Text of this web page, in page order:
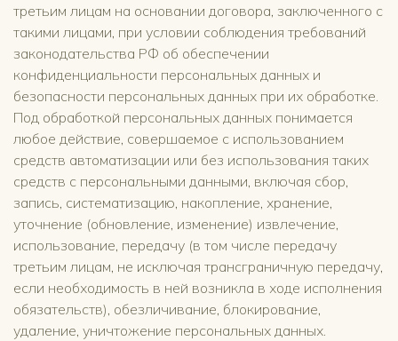
третьим лицам на основании договора, заключенного с
такими лицами, при условии соблюдения требований
законодательства РФ об обеспечении
конфиденциальности персональных данных и
безопасности персональных данных при их обработке.
Под обработкой персональных данных понимается
любое действие, совершаемое с использованием
средств автоматизации или без использования таких
средств с персональными данными, включая сбор,
запись, систематизацию, накопление, хранение,
уточнение (обновление, изменение) извлечение,
использование, передачу (в том числе передачу
третьим лицам, не исключая трансграничную передачу,
если необходимость в ней возникла в ходе исполнения
обязательств), обезличивание, блокирование,
удаление, уничтожение персональных данных.